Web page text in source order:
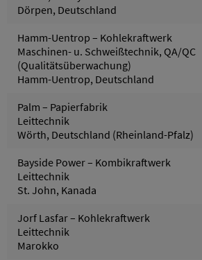
Dörpen, Deutschland
Hamm-Uentrop – Kohlekraftwerk
Maschinen- u. Schweißtechnik, QA/QC
(Qualitätsüberwachung)
Hamm-Uentrop, Deutschland
Palm – Papierfabrik
Leittechnik
Wörth, Deutschland (Rheinland-Pfalz)
Bayside Power – Kombikraftwerk
Leittechnik
St. John, Kanada
Jorf Lasfar – Kohlekraftwerk
Leittechnik
Marokko